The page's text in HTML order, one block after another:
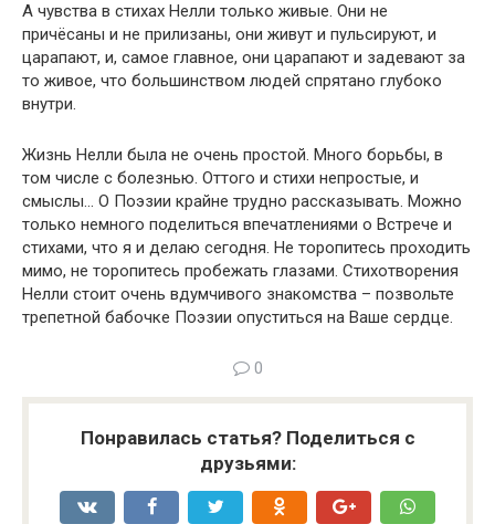
А чувства в стихах Нелли только живые. Они не
причёсаны и не прилизаны, они живут и пульсируют, и
царапают, и, самое главное, они царапают и задевают за
то живое, что большинством людей спрятано глубоко
внутри.
Жизнь Нелли была не очень простой. Много борьбы, в
том числе с болезнью. Оттого и стихи непростые, и
смыслы… О Поэзии крайне трудно рассказывать. Можно
только немного поделиться впечатлениями о Встрече и
стихами, что я и делаю сегодня. Не торопитесь проходить
мимо, не торопитесь пробежать глазами. Стихотворения
Нелли стоит очень вдумчивого знакомства – позвольте
трепетной бабочке Поэзии опуститься на Ваше сердце.
0
Понравилась статья? Поделиться с
друзьями: